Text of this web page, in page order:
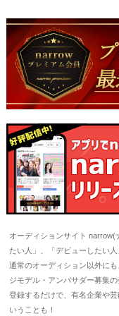
オーディションサイト narrow(
たい人」、「デビューしたい
通常のオーディション以外に
ジモデル・アンバサダー募集
登録するだけで、有名企業や
いうことも！